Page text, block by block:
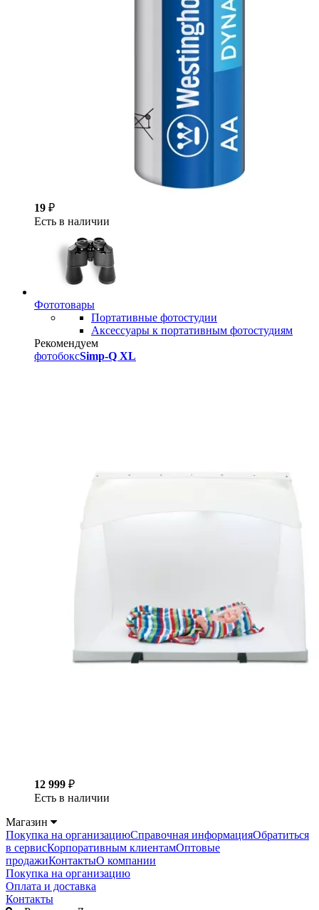
19 ₽
Есть в наличии
Фототовары
Портативные фотостудии
Аксессуары к портативным фотостудиям
Рекомендуем
фотобоксSimp-Q XL
12 999 ₽
Есть в наличии
Магазин
Покупка на организациюСправочная информацияОбратиться
в сервисКорпоративным клиентамОптовые
продажиКонтактыО компании
Покупка на организацию
Оплата и доставка
Контакты